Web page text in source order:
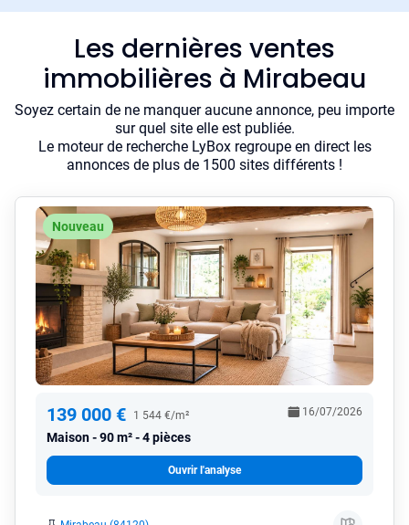
Les dernières ventes
immobilières à Mirabeau
Soyez certain de ne manquer aucune annonce, peu importe
sur quel site elle est publiée.
Le moteur de recherche LyBox regroupe en direct les
annonces de plus de 1500 sites différents !
Nouveau
139 000 € 1 544 €/m²
Maison 90 m² - 4 pièces
16/07/2026
Ouvrir l'analyse